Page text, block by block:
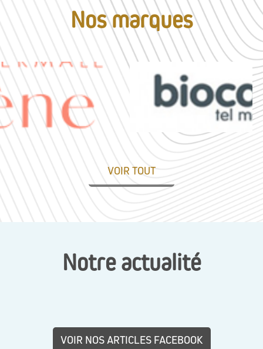
Nos marques
VOIR TOUT
Notre actualité
VOIR NOS ARTICLES FACEBOOK